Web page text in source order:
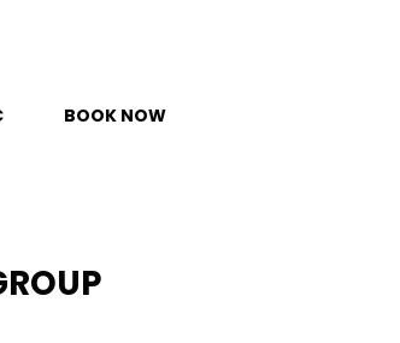
BOOK NOW